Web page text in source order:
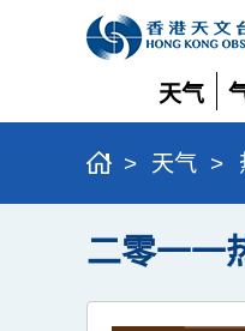
天气
展
开
> 天气 >
二零一一